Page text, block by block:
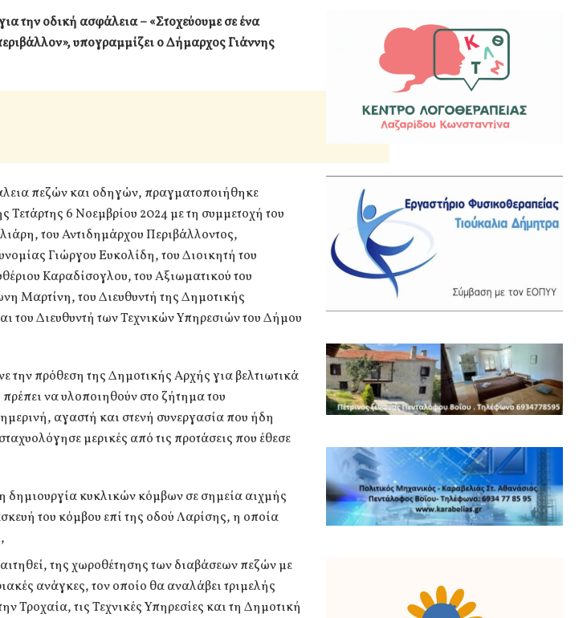
την οδική ασφάλεια – «Στοχεύουμε σε ένα
υπογραμμίζει ο Δήμαρχος Γιάννης
πεζών και οδηγών, πραγματοποιήθηκε
Τετάρτης 6 Νοεμβρίου 2024 με τη συμμετοχή του
του Αντιδημάρχου Περιβάλλοντος,
Γιώργου Ευκολίδη, του Διοικητή του
Καραδίσογλου, του Αξιωματικού του
Μαρτίνη, του Διευθυντή της Δημοτικής
του Διευθυντή των Τεχνικών Υπηρεσιών του Δήμου
πρόθεση της Δημοτικής Αρχής για βελτιωτικά
να υλοποιηθούν στο ζήτημα του
αγαστή και στενή συνεργασία που ήδη
μερικές από τις προτάσεις που έθεσε
δημιουργία κυκλικών κόμβων σε σημεία αιχμής
του κόμβου επί της οδού Λαρίσης, η οποία
της χωροθέτησης των διαβάσεων πεζών με
ανάγκες, τον οποίο θα αναλάβει τριμελής
Τροχαία, τις Τεχνικές Υπηρεσίες και τη Δημοτική